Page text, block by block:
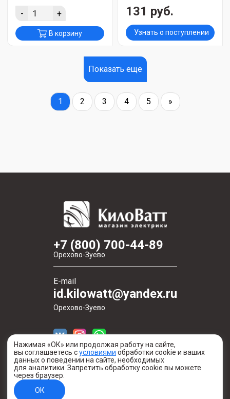
- +
В корзину
131 руб.
Узнать о поступлении
Показать еще
1 2 3 4 5 »
+7 (800) 700-44-89
Орехово-Зуево
E-mail
id.kilowatt@yandex.ru
Орехово-Зуево
Нажимая «ОК» или продолжая работу на сайте,
вы соглашаетесь сусловиями обработки cookie и ваших
данных о поведении на сайте, необходимых
для аналитики. Запретить обработку cookie вы можете
через браузер.
ОК